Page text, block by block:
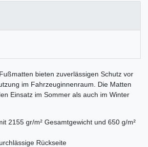
bieten zuverlässigen Schutz vor
im Fahrzeuginnenraum. Die Matten
Einsatz im Sommer als auch im Winter
2155 gr/m² Gesamtgewicht und 650 g/m²
Rückseite